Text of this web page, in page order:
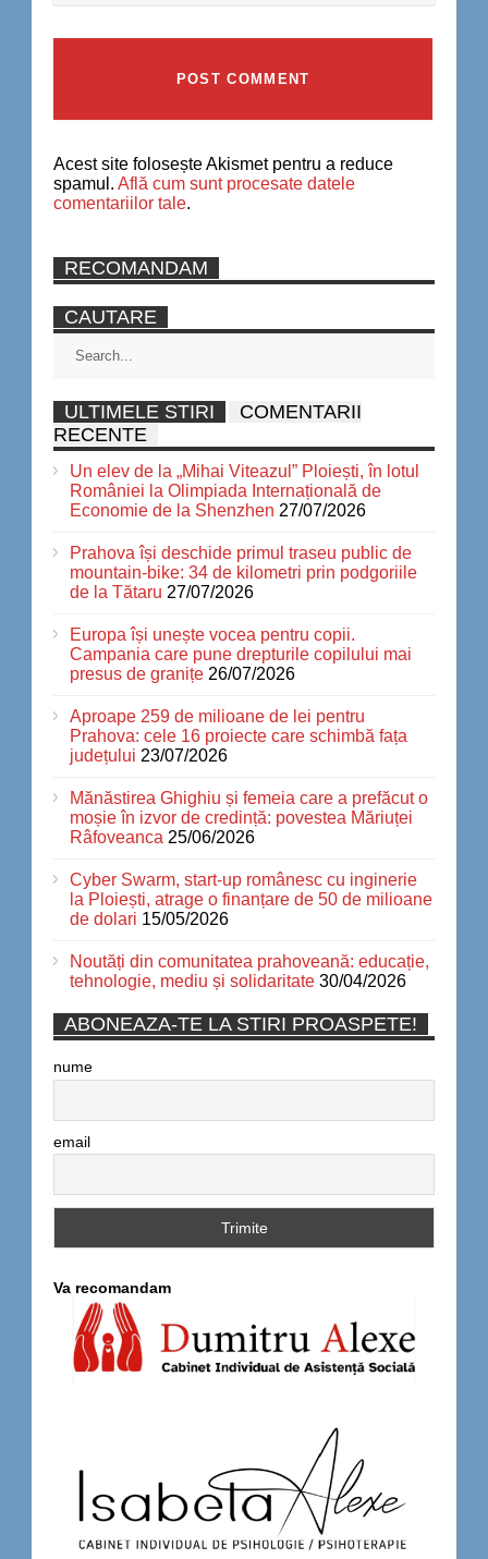
Acest site folosește Akismet pentru a reduce
spamul. Află cum sunt procesate datele
comentariilor tale.
RECOMANDAM
CAUTARE
ULTIMELE STIRI
COMENTARII
RECENTE
Un elev de la „Mihai Viteazul” Ploiești, în lotul
României la Olimpiada Internațională de
Economie de la Shenzhen 27/07/2026
Prahova își deschide primul traseu public de
mountain-bike: 34 de kilometri prin podgoriile
de la Tătaru 27/07/2026
Europa își unește vocea pentru copii.
Campania care pune drepturile copilului mai
presus de granițe 26/07/2026
Aproape 259 de milioane de lei pentru
Prahova: cele 16 proiecte care schimbă fața
județului 23/07/2026
Mănăstirea Ghighiu și femeia care a prefăcut o
moșie în izvor de credință: povestea Măriuței
Râfoveanca 25/06/2026
Cyber Swarm, start-up românesc cu inginerie
la Ploiești, atrage o finanțare de 50 de milioane
de dolari 15/05/2026
Noutăți din comunitatea prahoveană: educație,
tehnologie, mediu și solidaritate 30/04/2026
ABONEAZA-TE LA STIRI PROASPETE!
nume
email
Va recomandam